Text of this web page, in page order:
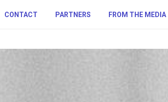
CONTACT PARTNERS FROM THE MEDIA